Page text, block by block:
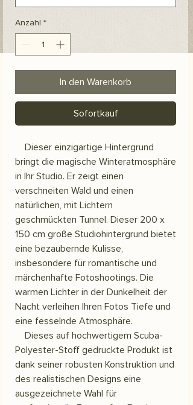
Anzahl *
In den Warenkorb
Sofortkauf
Dieser einzigartige Hintergrund
bringt die magische Winteratmosphäre
in Ihr Studio. Er zeigt einen
verschneiten Wald und einen
natürlichen, mit Lichtern
geschmückten Tunnel. Dieser 200 x
150 cm große Studiohintergrund bietet
eine bezaubernde Kulisse,
insbesondere für romantische und
märchenhafte Fotoshootings. Die
warmen Lichter in der Dunkelheit der
Nacht verleihen Ihren Fotos Tiefe und
eine fesselnde Atmosphäre.
Dieses auf hochwertigem Scuba-
Polyester-Stoff gedruckte Produkt ist
dank seiner robusten Konstruktion und
des realistischen Designs eine
ausgezeichnete Wahl für